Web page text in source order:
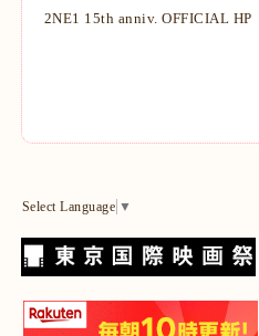
2NE1 15th anniv. OFFICIAL
Select Language ▼